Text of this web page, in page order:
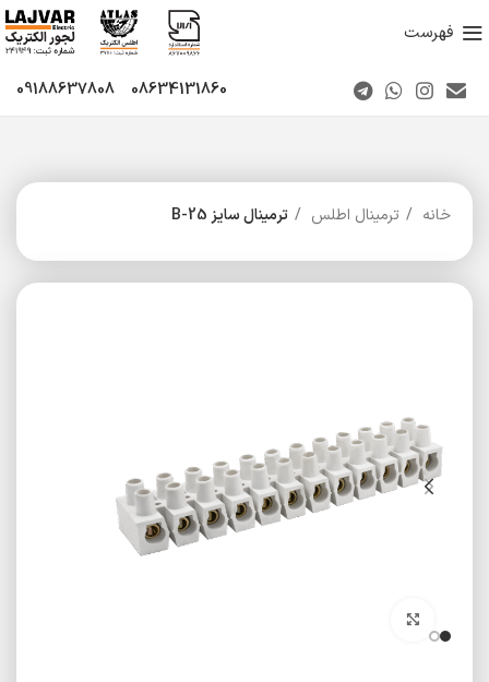
فهرست
08634131860
09188637808
خانه ترمینال اطلس ترمینال سایز 25-B